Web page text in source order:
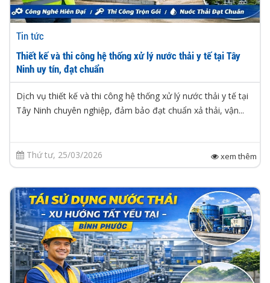
Tin tức
Thiết kế và thi công hệ thống xử lý nước thải y tế tại Tây
Ninh uy tín, đạt chuẩn
Dịch vụ thiết kế và thi công hệ thống xử lý nước thải y tế tại
Tây Ninh chuyên nghiệp, đảm bảo đạt chuẩn xả thải, vận...
Thứ tư, 25/03/2026 xem thêm